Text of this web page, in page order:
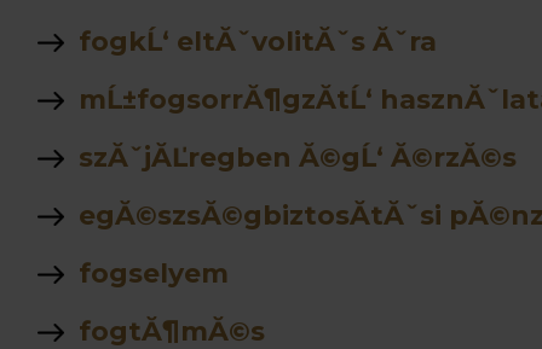
fogkĹ‘ eltĂˇvolitĂˇs Ăˇra
mĹ±fogsorrĂ¶gzĂ­tĹ‘
szĂˇjĂĽregben Ă©gĹ‘ Ă©rzĂ©s
egĂ©szsĂ©gbiztosĂ­tĂˇsi
fogselyem
fogtĂ¶mĂ©s